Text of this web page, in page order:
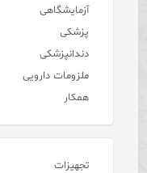
آزمایشگاهی
پزشکی
دندانپزشکی
ملزومات دارویی
همکار
تجهیزات